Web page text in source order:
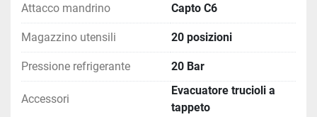
Attacco mandrino Capto C6
Magazzino utensili 20 posizioni
Pressione refrigerante 20 Bar
Accessori
Evacuatore trucioli a
tappeto